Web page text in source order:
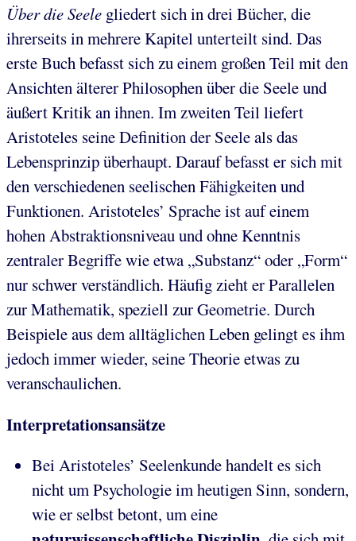
Über die Seele gliedert sich in drei Bücher, die
ihrerseits in mehrere Kapitel unterteilt sind. Das
erste Buch befasst sich zu einem großen Teil mit den
Ansichten älterer Philosophen über die Seele und
äußert Kritik an ihnen. Im zweiten Teil liefert
Aristoteles seine Definition der Seele als das
Lebensprinzip überhaupt. Darauf befasst er sich mit
den verschiedenen seelischen Fähigkeiten und
Funktionen. Aristoteles’ Sprache ist auf einem
hohen Abstraktionsniveau und ohne Kenntnis
zentraler Begriffe wie etwa „Substanz“ oder „Form“
nur schwer verständlich. Häufig zieht er Parallelen
zur Mathematik, speziell zur Geometrie. Durch
Beispiele aus dem alltäglichen Leben gelingt es ihm
jedoch immer wieder, seine Theorie etwas zu
veranschaulichen.
Interpretationsansätze
Bei Aristoteles’ Seelenkunde handelt es sich
nicht um Psychologie im heutigen Sinn, sondern,
wie er selbst betont, um eine